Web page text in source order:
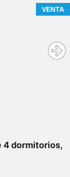
VENTA
ubicación
4 dormitorios,